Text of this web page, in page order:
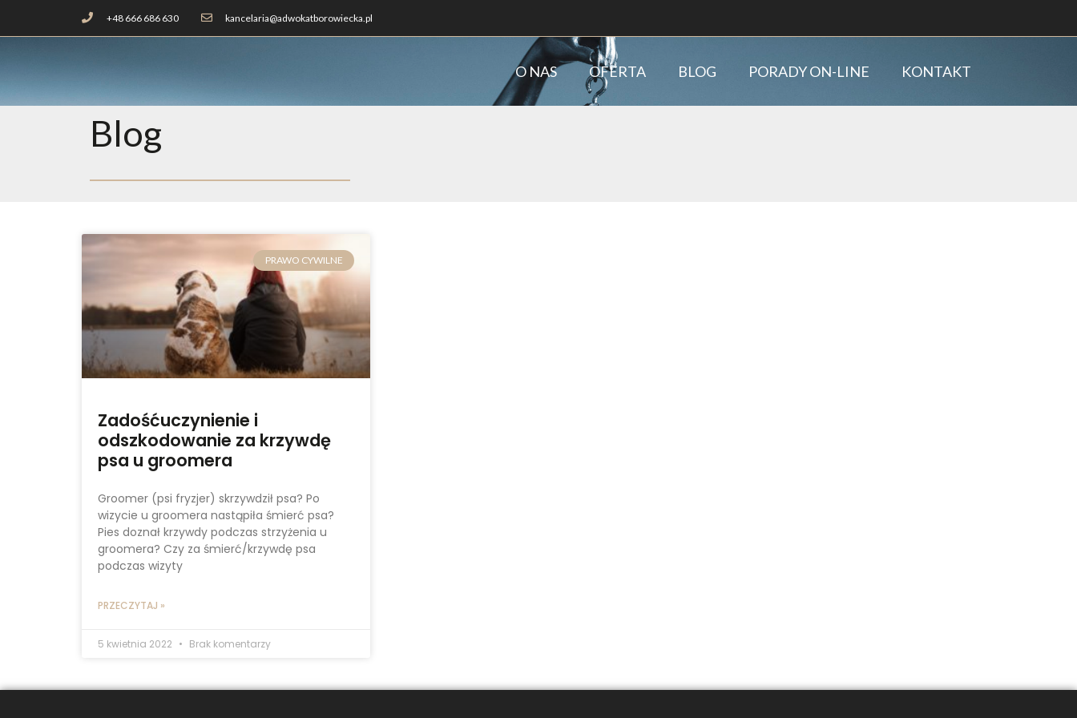
+48 666 686 630 kancelaria@adwokatborowiecka.pl
O NAS OFERTA BLOG PORADY ON-LINE KONTAKT
Blog
PRAWO CYWILNE
Zadośćuczynienie i
odszkodowanie za krzywdę
psa u groomera
Groomer (psi fryzjer) skrzywdził psa? Po
wizycie u groomera nastąpiła śmierć psa?
Pies doznał krzywdy podczas strzyżenia u
groomera? Czy za śmierć/krzywdę psa
podczas wizyty
PRZECZYTAJ »
5 kwietnia 2022 Brak komentarzy